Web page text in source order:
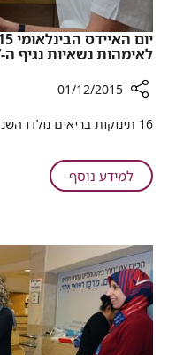
לאימהות נשאיות נגיף ה-HIV
שיתוף
האיידס
הבינלאומי
תינוקות
בריאים
לאימהות
נשאיות
נגיף
01/12/2015
​16 תינוקות בריאים נולדו השנה ברמב"ם לאימהות נשאיות HIV​
למידע נוסףעל
יום
2015
ברמב"ם:
תינוקות
לאימהות
נשאיות